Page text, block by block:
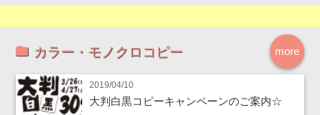
more
カラー・モノクロコピー
2019/04/10
大判白黒コピーキャンペーンのご案内☆